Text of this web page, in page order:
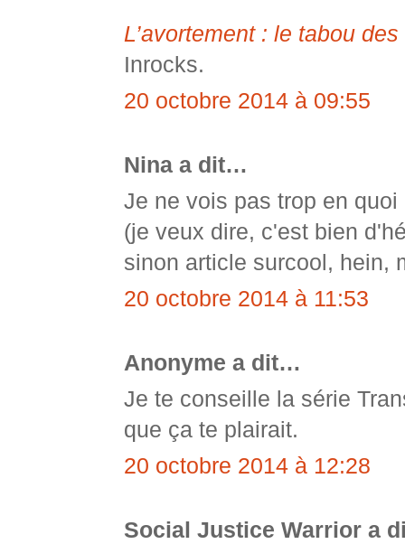
L’avortement : le tabou
Inrocks.
20 octobre 2014 à 09:55
Nina a dit…
Je ne vois pas trop en
(je veux dire, c'est bien
sinon article surcool, hein,
20 octobre 2014 à 11:53
Anonyme a dit…
Je te conseille la série
que ça te plairait.
20 octobre 2014 à 12:28
Social Justice Warrior a